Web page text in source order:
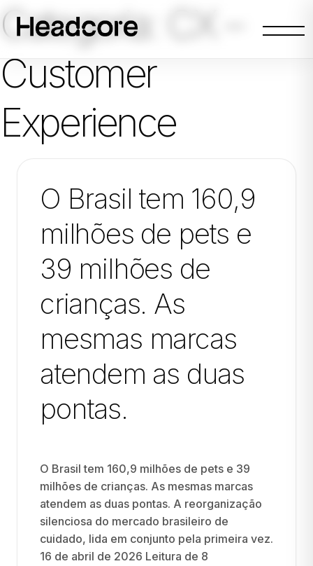
Abrir
Categoria:
CX –
Customer
Experience
O Brasil tem 160,9
milhões de pets e
39 milhões de
crianças. As
mesmas marcas
atendem as duas
pontas.
O Brasil tem 160,9 milhões de pets e 39
milhões de crianças. As mesmas marcas
atendem as duas pontas. A reorganização
silenciosa do mercado brasileiro de
cuidado, lida em conjunto pela primeira vez.
16 de abril de 2026 Leitura de 8